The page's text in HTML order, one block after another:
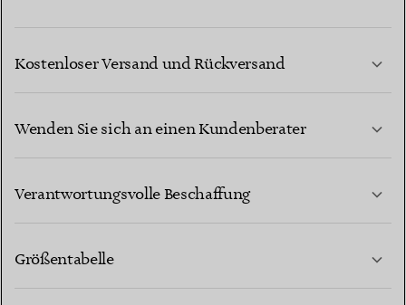
Kostenloser Versand und Rückversand
Wenden Sie sich an einen Kundenberater
Verantwortungsvolle Beschaffung
Größentabelle